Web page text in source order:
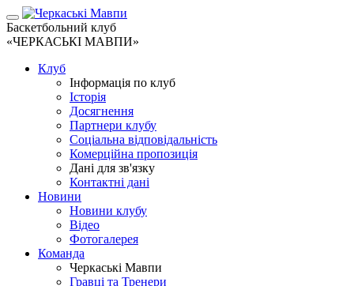
Баскетбольний клуб
«ЧЕРКАСЬКІ МАВПИ»
Клуб
Інформація по клуб
Історія
Досягнення
Партнери клубу
Соціальна відповідальність
Комерційна пропозиція
Дані для зв'язку
Контактні дані
Новини
Новини клубу
Відео
Фотогалерея
Команда
Черкаські Мавпи
Гравці та Тренери